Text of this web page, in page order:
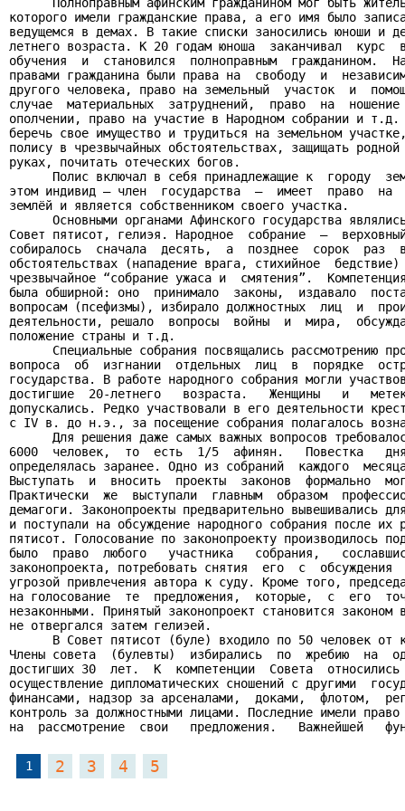
которого имели гражданские права, а его имя было
ведущемся в демах. В такие списки заносились юноши и
летнего возраста. К 20 годам юноша  заканчивал  курс
обучения  и  становился  полноправным  гражданином.
правами гражданина были права на  свободу  и
другого человека, право на земельный  участок  и
случае  материальных  затруднений,  право  на
ополчении, право на участие в Народном собрании и т.д.
беречь свое имущество и трудиться на земельном
полису в чрезвычайных обстоятельствах, защищать
руках, почитать отеческих богов.
Полис включал в себя принадлежащие к  городу
этом индивид – член  государства  –  имеет  право  на
землёй и является собственником своего участка.
Основными органами Афинского государства
Совет пятисот, гелиэя. Народное  собрание  –
собиралось  сначала  десять,  а  позднее  сорок
обстоятельствах (нападение врага, стихийное
чрезвычайное “собрание ужаса и  смятения”.
была обширной: оно  принимало  законы,  издавало
вопросам (псефизмы), избирало должностных  лиц  и
деятельности, решало  вопросы  войны  и  мира,
положение страны и т.д.
Специальные собрания посвящались рассмотрению
вопроса  об  изгнании  отдельных  лиц  в  порядке
государства. В работе народного собрания могли
достигшие  20-летнего   возраста.   Женщины   и
допускались. Редко участвовали в его деятельности
с IV в. до н.э., за посещение собрания полагалось
Для решения даже самых важных вопросов
6000  человек,  то  есть  1/5  афинян.   Повестка
определялась заранее. Одно из собраний  каждого
Выступать  и  вносить  проекты  законов  формально
Практически  же  выступали  главным  образом
демагоги. Законопроекты предварительно вывешивались
и поступали на обсуждение народного собрания после их
пятисот. Голосование по законопроекту производилось
было  право  любого   участника   собрания,
законопроекта, потребовать снятия  его  с  обсуждения
угрозой привлечения автора к суду. Кроме того,
на голосование  те  предложения,  которые,  с  его
незаконными. Принятый законопроект становится
не отвергался затем гелиэей.
В Совет пятисот (буле) входило по 50 человек от
Члены совета  (булевты)  избирались  по  жребию  на
достигших 30  лет.  К  компетенции  Совета
осуществление дипломатических сношений с другими
финансами, надзор за арсеналами,  доками,  флотом,
контроль за должностными лицами. Последние имели
на  рассмотрение  свои   предложения.   Важнейшей
1 2 3 4 5